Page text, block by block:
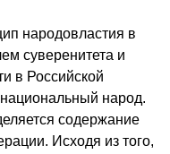
народовластия в
суверенитета и
в Российской
народ.
содержание
Исходя из того,